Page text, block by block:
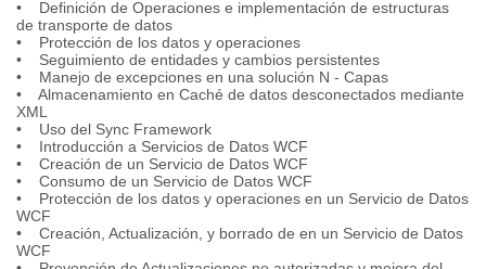
• Definición de Operaciones e implementación de estructuras
de transporte de datos
• Protección de los datos y operaciones
• Seguimiento de entidades y cambios persistentes
• Manejo de excepciones en una solución N - Capas
• Almacenamiento en Caché de datos desconectados mediante
XML
• Uso del Sync Framework
• Introducción a Servicios de Datos WCF
• Creación de un Servicio de Datos WCF
• Consumo de un Servicio de Datos WCF
• Protección de los datos y operaciones en un Servicio de Datos
WCF
• Creación, Actualización, y borrado de en un Servicio de Datos
WCF